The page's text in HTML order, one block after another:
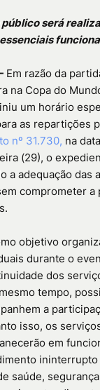
será
Em razão da
na Copa do
um horário
as repartições
nº 31.730, na
(29), o
a adequação das
comprometer a
objetivo
durante o
dos
tempo,
a
isso, os
em
ininterrupto
saúde,